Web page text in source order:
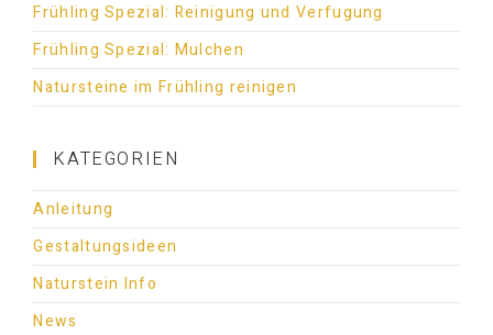
Frühling Spezial: Reinigung und Verfugung
Frühling Spezial: Mulchen
Natursteine im Frühling reinigen
KATEGORIEN
Anleitung
Gestaltungsideen
Naturstein Info
News